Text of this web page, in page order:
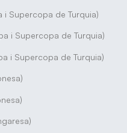
i Supercopa de Turquia)
i Supercopa de Turquia)
i Supercopa de Turquia)